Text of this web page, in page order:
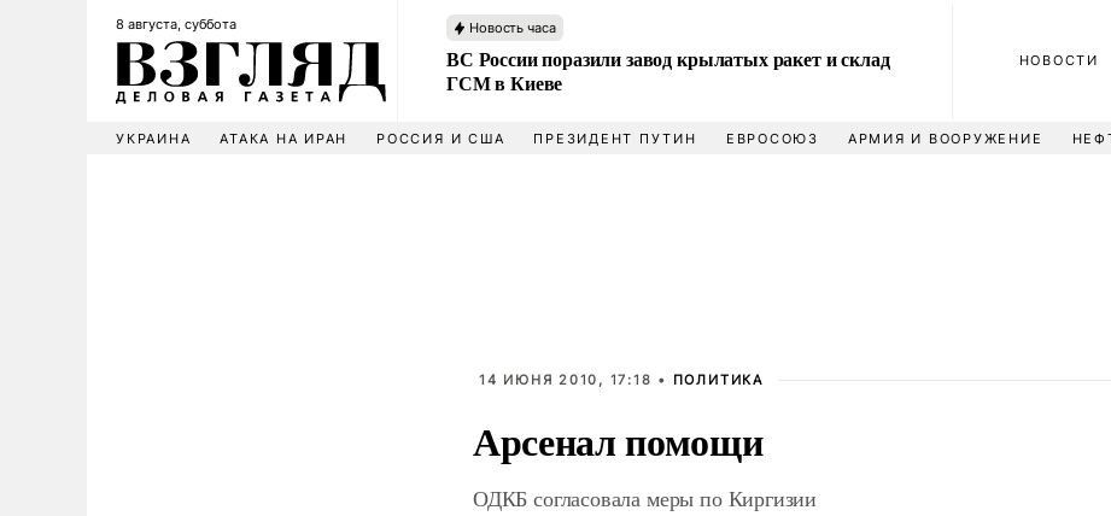
8 августа, суббота Новость часа
ВС России поразили завод крылатых ракет и склад
ГСМ в Киеве
НОВОСТИ
УКРАИНА АТАКА НА ИРАН РОССИЯ И США ПРЕЗИДЕНТ ПУТИН ЕВРОСОЮЗ АРМИЯ И ВООРУЖЕНИЕ
14 ИЮНЯ 2010, 17:18 • ПОЛИТИКА
Арсенал помощи
ОДКБ согласовала меры по Киргизии